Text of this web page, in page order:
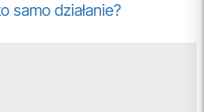
samo działanie?